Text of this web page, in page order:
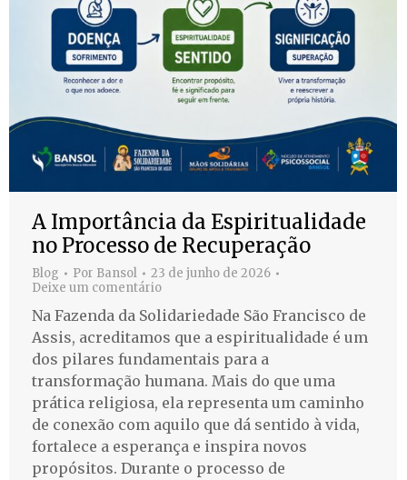
A Importância da Espiritualidade
no Processo de Recuperação
Blog Por Bansol
23 de junho de 2026
Deixe um comentário
Na Fazenda da Solidariedade São Francisco de
Assis, acreditamos que a espiritualidade é um
dos pilares fundamentais para a
transformação humana. Mais do que uma
prática religiosa, ela representa um caminho
de conexão com aquilo que dá sentido à vida,
fortalece a esperança e inspira novos
propósitos. Durante o processo de